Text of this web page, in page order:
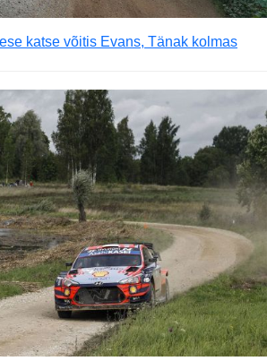
katse võitis Evans, Tänak kolmas